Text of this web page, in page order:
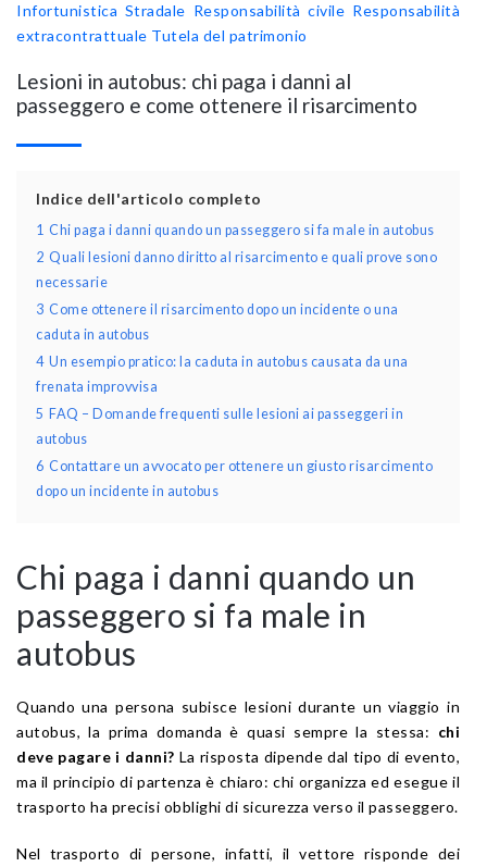
Infortunistica Stradale Responsabilità civile Responsabilità
extracontrattuale Tutela del patrimonio
Lesioni in autobus: chi paga i danni al
passeggero e come ottenere il risarcimento
Indice dell'articolo completo
1 Chi paga i danni quando un passeggero si fa male in autobus
2 Quali lesioni danno diritto al risarcimento e quali prove sono
necessarie
3 Come ottenere il risarcimento dopo un incidente o una
caduta in autobus
4 Un esempio pratico: la caduta in autobus causata da una
frenata improvvisa
5 FAQ – Domande frequenti sulle lesioni ai passeggeri in
autobus
6 Contattare un avvocato per ottenere un giusto risarcimento
dopo un incidente in autobus
Chi paga i danni quando un
passeggero si fa male in
autobus
Quando una persona subisce lesioni durante un viaggio in
autobus, la prima domanda è quasi sempre la stessa: chi
deve pagare i danni? La risposta dipende dal tipo di evento,
ma il principio di partenza è chiaro: chi organizza ed esegue il
trasporto ha precisi obblighi di sicurezza verso il passeggero.
Nel trasporto di persone, infatti, il vettore risponde dei